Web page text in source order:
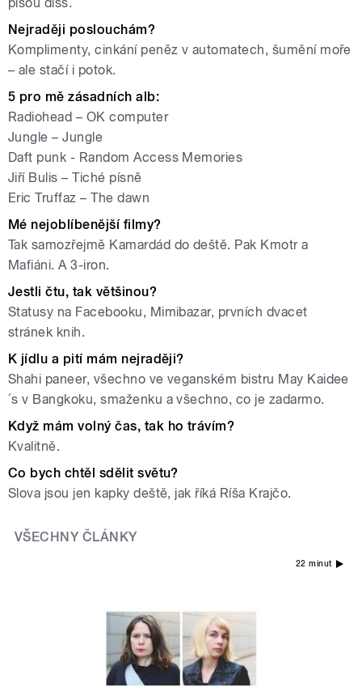
Nejraději poslouchám?
Komplimenty, cinkání peněz v automatech, šumění moře
– ale stačí i potok.
5 pro mě zásadních alb:
Radiohead – OK computer
Jungle – Jungle
Daft punk - Random Access Memories
Jiří Bulis – Tiché písně
Eric Truffaz – The dawn
Mé nejoblíbenější filmy?
Tak samozřejmě Kamardád do deště. Pak Kmotr a
Mafiáni. A 3-iron.
Jestli čtu, tak většinou?
Statusy na Facebooku, Mimibazar, prvních dvacet
stránek knih.
K jídlu a pití mám nejraději?
Shahi paneer, všechno ve veganském bistru May Kaidee
´s v Bangkoku, smaženku a všechno, co je zadarmo.
Když mám volný čas, tak ho trávím?
Kvalitně.
Co bych chtěl sdělit světu?
Slova jsou jen kapky deště, jak říká Ríša Krajčo.
VŠECHNY ČLÁNKY
22 minut